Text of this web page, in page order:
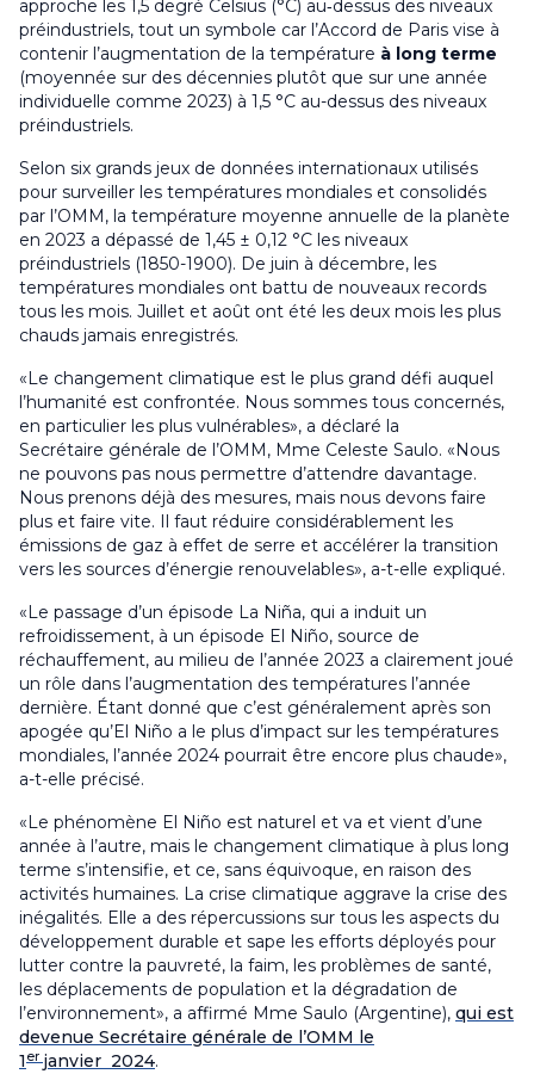
approche les 1,5 degré Celsius (°C) au‑dessus des niveaux
préindustriels, tout un symbole car l’Accord de Paris vise à
contenir l’augmentation de la température à long terme
(moyennée sur des décennies plutôt que sur une année
individuelle comme 2023) à 1,5 °C au-dessus des niveaux
préindustriels.
Selon six grands jeux de données internationaux utilisés
pour surveiller les températures mondiales et consolidés
par l’OMM, la température moyenne annuelle de la planète
en 2023 a dépassé de 1,45 ± 0,12 °C les niveaux
préindustriels (1850-1900). De juin à décembre, les
températures mondiales ont battu de nouveaux records
tous les mois. Juillet et août ont été les deux mois les plus
chauds jamais enregistrés.
«Le changement climatique est le plus grand défi auquel
l’humanité est confrontée. Nous sommes tous concernés,
en particulier les plus vulnérables», a déclaré la
Secrétaire générale de l’OMM, Mme Celeste Saulo. «Nous
ne pouvons pas nous permettre d’attendre davantage.
Nous prenons déjà des mesures, mais nous devons faire
plus et faire vite. Il faut réduire considérablement les
émissions de gaz à effet de serre et accélérer la transition
vers les sources d’énergie renouvelables», a-t-elle expliqué.
«Le passage d’un épisode La Niña, qui a induit un
refroidissement, à un épisode El Niño, source de
réchauffement, au milieu de l’année 2023 a clairement joué
un rôle dans l’augmentation des températures l’année
dernière. Étant donné que c’est généralement après son
apogée qu’El Niño a le plus d’impact sur les températures
mondiales, l’année 2024 pourrait être encore plus chaude»,
a-t-elle précisé.
«Le phénomène El Niño est naturel et va et vient d’une
année à l’autre, mais le changement climatique à plus long
terme s’intensifie, et ce, sans équivoque, en raison des
activités humaines. La crise climatique aggrave la crise des
inégalités. Elle a des répercussions sur tous les aspects du
développement durable et sape les efforts déployés pour
lutter contre la pauvreté, la faim, les problèmes de santé,
les déplacements de population et la dégradation de
l’environnement», a affirmé Mme Saulo (Argentine), qui est
devenue Secrétaire générale de l’OMM le
1 er janvier 2024.